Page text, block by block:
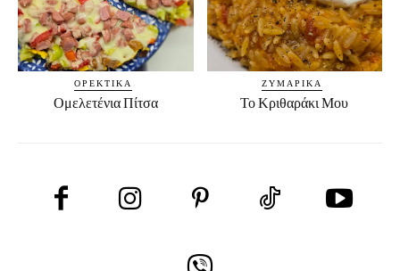
ΟΡΕΚΤΙΚΆ
Ομελετένια Πίτσα
ΖΥΜΑΡΙΚΆ
Το Κριθαράκι Μου